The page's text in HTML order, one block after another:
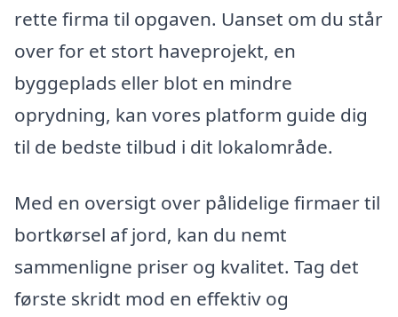
rette firma til opgaven. Uanset om du står
over for et stort haveprojekt, en
byggeplads eller blot en mindre
oprydning, kan vores platform guide dig
til de bedste tilbud i dit lokalområde.
Med en oversigt over pålidelige firmaer til
bortkørsel af jord, kan du nemt
sammenligne priser og kvalitet. Tag det
første skridt mod en effektiv og